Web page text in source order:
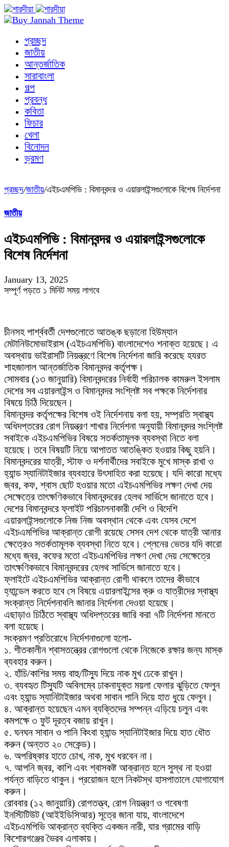
প্রচ্ছদ
জাতীয়
আন্তর্জাতিক
সারাবাংলা
গল্প
প্রবন্ধ
কবিতা
ফিচার
খেলা
বিনোদন
ভ্রমণ
প্রচ্ছদ/জাতীয়/এইচএমপিভি : বিমানবন্দর ও এয়ারলাইন্সগুলোকে বিশেষ নির্দেশনা
জাতীয়
এইচএমপিভি : বিমানবন্দর ও এয়ারলাইন্সগুলোকে
বিশেষ নির্দেশনা
January 13, 2025
সম্পূর্ণ পড়তে ১ মিনিট সময় লাগবে
চীনসহ পার্শ্ববর্তী দেশগুলোতে আতঙ্ক ছড়ানো হিউম্যান
মেটানিউমোভাইরাস (এইচএমপিভি) বাংলাদেশেও শনাক্ত হয়েছে। এ
অবস্থায় ভাইরাসটি নিয়ন্ত্রণে বিশেষ নির্দেশনা জারি করেছে হযরত
শাহজালাল আন্তর্জাতিক বিমানবন্দর কর্তৃপক্ষ।
সোমবার (১৩ জানুয়ারি) বিমানবন্দরের নির্বাহী পরিচালক কামরুল ইসলাম
দেশের সব এয়ারলাইন্স ও বিমানবন্দর সংশ্লিষ্ট সব পক্ষকে নির্দেশনার
বিষয়ে চিঠি দিয়েছেন।
বিমানবন্দর কর্তৃপক্ষের বিশেষ ওই নির্দেশনায় বলা হয়, সম্প্রতি স্বাস্থ্য
অধিদপ্তরের রোগ নিয়ন্ত্রণ শাখার নির্দেশনা অনুযায়ী বিমানবন্দর সংশ্লিষ্ট
সবাইকে এইচএমপিভির বিষয়ে সতর্কতামূলক ব্যবস্থা নিতে বলা
হয়েছে। তবে বিষয়টি নিয়ে আপাতত আতঙ্কিত হওয়ার কিছু হয়নি।
বিমানবন্দরের যাত্রী, স্টাফ ও দর্শনার্থীদের সবাইকে মুখে মাস্ক রাখা ও
হ্যান্ড স্যানিটাইজার ব্যবহারে উৎসাহিত করা হয়েছে। যদি কারো মধ্যে
জ্বর, কফ, শ্বাস ছোট হওয়ার মতো এইচএমপিভির লক্ষণ দেখা দেয়
সেক্ষেত্রে তাৎক্ষণিকভাবে বিমানবন্দরের হেলথ সার্ভিসে জানাতে হবে।
দেশের বিমানবন্দরে ফ্লাইট পরিচালনাকারী দেশি ও বিদেশি
এয়ারলাইন্সগুলোকে নিজ নিজ অবস্থান থেকে এবং যেসব দেশে
এইচএমপিভির আক্রান্ত রোগী রয়েছে সেসব দেশ থেকে যাত্রী আনার
ক্ষেত্রেও সতর্কতামূলক ব্যবস্থা নিতে হবে। প্লেনের ভেতর যদি কারো
মধ্যে জ্বর, কফের মতো এইচএমপিভির লক্ষণ দেখা দেয় সেক্ষেত্রে
তাৎক্ষণিকভাবে বিমানবন্দরের হেলথ সার্ভিসে জানাতে হবে।
ফ্লাইটে এইচএমপিভির আক্রান্ত রোগী থাকলে তাদের কীভাবে
হ্যান্ডেল করতে হবে সে বিষয়ে এয়ারলাইন্সের ক্রু ও যাত্রীদের স্বাস্থ্য
সংক্রান্ত নির্দেশনাবলি জানার নির্দেশনা দেওয়া হয়েছে।
এছাড়াও চিঠিতে স্বাস্থ্য অধিদপ্তরের জারি করা ৭টি নির্দেশনা মানতে
বলা হয়েছে।
সংক্রমণ প্রতিরোধে নির্দেশনাগুলো হলো-
১. শীতকালীন শ্বাসতন্ত্রের রোগগুলো থেকে নিজেকে রক্ষার জন্য মাস্ক
ব্যবহার করুন।
২. হাঁচি/কাশির সময় বাহু/টিস্যু দিয়ে নাক মুখ ঢেকে রাখুন।
৩. ব্যবহৃত টিস্যুটি অবিলম্বে ঢাকনাযুক্ত ময়লা ফেলার ঝুড়িতে ফেলুন
এবং হ্যান্ড স্যানিটাইজার অথবা সাবান পানি দিয়ে হাত ধুয়ে ফেলুন।
৪. আক্রান্ত হয়েছেন এমন ব্যক্তিদের সম্পন্ন এড়িয়ে চলুন এবং
কমপক্ষে ৩ ফুট দূরত্ব বজায় রাখুন।
৫. ঘনঘন সাবান ও পানি কিংবা হ্যান্ড স্যানিটাইজার দিয়ে হাত ধৌত
করুন (অন্তত ২০ সেকেন্ড)।
৬. অপরিষ্কার হাতে চোখ, নাক, মুখ ধরবেন না।
৭. আপনি জ্বর, কাশি এবং শ্বাসকষ্ট আক্রান্ত হলে সুস্থ না হওয়া
পর্যন্ত বাড়িতে থাকুন। প্রয়োজন হলে নিকটস্থ হাসপাতালে যোগাযোগ
করুন।
রোববার (১২ জানুয়ারি) রোগতত্ত্ব, রোগ নিয়ন্ত্রণ ও গবেষণা
ইনস্টিটিউট (আইইডিসিআর) সূত্রে জানা যায়, বাংলাদেশে
এইচএমপিভি আক্রান্ত ব্যক্তি একজন নারী, যার গ্রামের বাড়ি
কিশোরগঞ্জের ভৈরব এলাকায়।